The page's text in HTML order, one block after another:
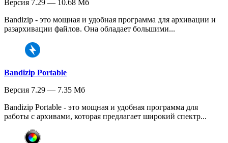
Версия 7.29 — 10.68 Мб
Bandizip - это мощная и удобная программа для архивации и
разархивации файлов. Она обладает большими...
Bandizip Portable
Версия 7.29 — 7.35 Мб
Bandizip Portable - это мощная и удобная программа для
работы с архивами, которая предлагает широкий спектр...